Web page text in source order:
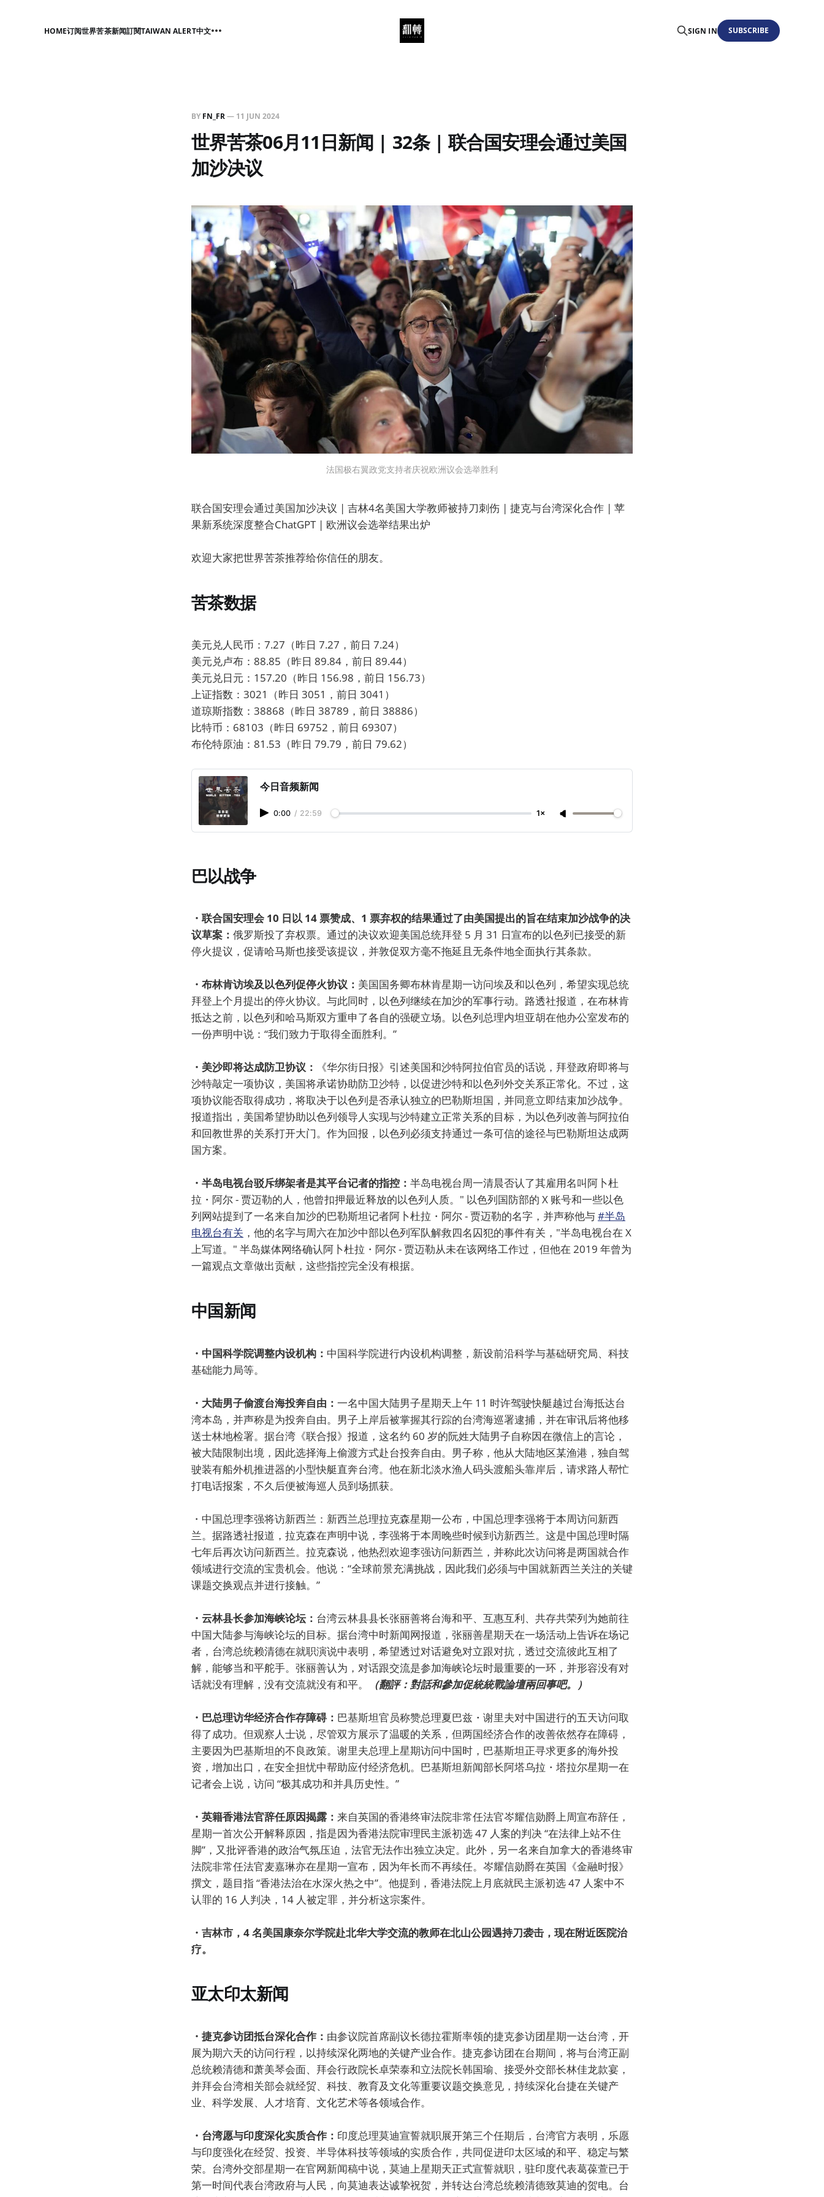
HOME订阅世界苦茶新闻訂閱TAIWAN ALERT中文 SIGN IN SUBSCRIBE
BY FN_FR— 11 JUN 2024
世界苦茶06月11日新闻 | 32条 | 联合国安理会通过美国
加沙决议
法国极右翼政党支持者庆祝欧洲议会选举胜利
联合国安理会通过美国加沙决议 | 吉林4名美国大学教师被持刀刺伤 | 捷克与台湾深化合作 | 苹
果新系统深度整合ChatGPT | 欧洲议会选举结果出炉
欢迎大家把世界苦茶推荐给你信任的朋友。
苦茶数据
美元兑人民币：7.27（昨日 7.27，前日 7.24）
美元兑卢布：88.85（昨日 89.84，前日 89.44）
美元兑日元：157.20（昨日 156.98，前日 156.73）
上证指数：3021（昨日 3051，前日 3041）
道琼斯指数：38868（昨日 38789，前日 38886）
比特币：68103（昨日 69752，前日 69307）
布伦特原油：81.53（昨日 79.79，前日 79.62）
今日音频新闻
0:00 / 22:59 1×
巴以战争
・联合国安理会 10 日以 14 票赞成、1 票弃权的结果通过了由美国提出的旨在结束加沙战争的决
议草案： 俄罗斯投了弃权票。通过的决议欢迎美国总统拜登 5 月 31 日宣布的以色列已接受的新
停火提议，促请哈马斯也接受该提议，并敦促双方毫不拖延且无条件地全面执行其条款。
・布林肯访埃及以色列促停火协议： 美国国务卿布林肯星期一访问埃及和以色列，希望实现总统
拜登上个月提出的停火协议。与此同时，以色列继续在加沙的军事行动。路透社报道，在布林肯
抵达之前，以色列和哈马斯双方重申了各自的强硬立场。以色列总理内坦亚胡在他办公室发布的
一份声明中说：“我们致力于取得全面胜利。”
・美沙即将达成防卫协议：
《华尔街日报》引述美国和沙特阿拉伯官员的话说，拜登政府即将与
沙特敲定一项协议，美国将承诺协助防卫沙特，以促进沙特和以色列外交关系正常化。不过，这
项协议能否取得成功，将取决于以色列是否承认独立的巴勒斯坦国，并同意立即结束加沙战争。
报道指出，美国希望协助以色列领导人实现与沙特建立正常关系的目标，为以色列改善与阿拉伯
和回教世界的关系打开大门。作为回报，以色列必须支持通过一条可信的途径与巴勒斯坦达成两
国方案。
・半岛电视台驳斥绑架者是其平台记者的指控： 半岛电视台周一清晨否认了其雇用名叫阿卜杜
拉・阿尔 - 贾迈勒的人，他曾扣押最近释放的以色列人质。" 以色列国防部的 X 账号和一些以色
列网站提到了一名来自加沙的巴勒斯坦记者阿卜杜拉・阿尔 - 贾迈勒的名字，并声称他与#半岛
电视台有关 ，他的名字与周六在加沙中部以色列军队解救四名囚犯的事件有关，"半岛电视台在 X
上写道。" 半岛媒体网络确认阿卜杜拉・阿尔 - 贾迈勒从未在该网络工作过，但他在 2019 年曾为
一篇观点文章做出贡献，这些指控完全没有根据。
中国新闻
・中国科学院调整内设机构： 中国科学院进行内设机构调整，新设前沿科学与基础研究局、科技
基础能力局等。
・大陆男子偷渡台海投奔自由： 一名中国大陆男子星期天上午 11 时许驾驶快艇越过台海抵达台
湾本岛，并声称是为投奔自由。男子上岸后被掌握其行踪的台湾海巡署逮捕，并在审讯后将他移
送士林地检署。据台湾《联合报》报道，这名约 60 岁的阮姓大陆男子自称因在微信上的言论，
被大陆限制出境，因此选择海上偷渡方式赴台投奔自由。男子称，他从大陆地区某渔港，独自驾
驶装有船外机推进器的小型快艇直奔台湾。他在新北淡水渔人码头渡船头靠岸后，请求路人帮忙
打电话报案，不久后便被海巡人员到场抓获。
・中国总理李强将访新西兰：新西兰总理拉克森星期一公布，中国总理李强将于本周访问新西
兰。据路透社报道，拉克森在声明中说，李强将于本周晚些时候到访新西兰。这是中国总理时隔
七年后再次访问新西兰。拉克森说，他热烈欢迎李强访问新西兰，并称此次访问将是两国就合作
领域进行交流的宝贵机会。他说：“全球前景充满挑战，因此我们必须与中国就新西兰关注的关键
课题交换观点并进行接触。”
・云林县长参加海峡论坛： 台湾云林县县长张丽善将台海和平、互惠互利、共存共荣列为她前往
中国大陆参与海峡论坛的目标。据台湾中时新闻网报道，张丽善星期天在一场活动上告诉在场记
者，台湾总统赖清德在就职演说中表明，希望透过对话避免对立跟对抗，透过交流彼此互相了
解，能够当和平舵手。张丽善认为，对话跟交流是参加海峡论坛时最重要的一环，并形容没有对
话就没有理解，没有交流就没有和平。
（翻評：對話和參加促統統戰論壇兩回事吧。）
・巴总理访华经济合作存障碍： 巴基斯坦官员称赞总理夏巴兹・谢里夫对中国进行的五天访问取
得了成功。但观察人士说，尽管双方展示了温暖的关系，但两国经济合作的改善依然存在障碍，
主要因为巴基斯坦的不良政策。谢里夫总理上星期访问中国时，巴基斯坦正寻求更多的海外投
资，增加出口，在安全担忧中帮助应付经济危机。巴基斯坦新闻部长阿塔乌拉・塔拉尔星期一在
记者会上说，访问 “极其成功和并具历史性。”
・英籍香港法官辞任原因揭露： 来自英国的香港终审法院非常任法官岑耀信勋爵上周宣布辞任，
星期一首次公开解释原因，指是因为香港法院审理民主派初选 47 人案的判决 “在法律上站不住
脚”，又批评香港的政治气氛压迫，法官无法作出独立决定。此外，另一名来自加拿大的香港终审
法院非常任法官麦嘉琳亦在星期一宣布，因为年长而不再续任。岑耀信勋爵在英国《金融时报》
撰文，题目指 “香港法治在水深火热之中”。他提到，香港法院上月底就民主派初选 47 人案中不
认罪的 16 人判决，14 人被定罪，并分析这宗案件。
・吉林市，4 名美国康奈尔学院赴北华大学交流的教师在北山公园遇持刀袭击，现在附近医院治
疗。
亚太印太新闻
・捷克参访团抵台深化合作： 由参议院首席副议长德拉霍斯率领的捷克参访团星期一达台湾，开
展为期六天的访问行程，以持续深化两地的关键产业合作。捷克参访团在台期间，将与台湾正副
总统赖清德和萧美琴会面、拜会行政院长卓荣泰和立法院长韩国瑜、接受外交部长林佳龙款宴，
并拜会台湾相关部会就经贸、科技、教育及文化等重要议题交换意见，持续深化台捷在关键产
业、科学发展、人才培育、文化艺术等各领域合作。
・台湾愿与印度深化实质合作： 印度总理莫迪宣誓就职展开第三个任期后，台湾官方表明，乐愿
与印度强化在经贸、投资、半导体科技等领域的实质合作，共同促进印太区域的和平、稳定与繁
荣。台湾外交部星期一在官网新闻稿中说，莫迪上星期天正式宣誓就职，驻印度代表葛葆萱已于
第一时间代表台湾政府与人民，向莫迪表达诚挚祝贺，并转达台湾总统赖清德致莫迪的贺电。台